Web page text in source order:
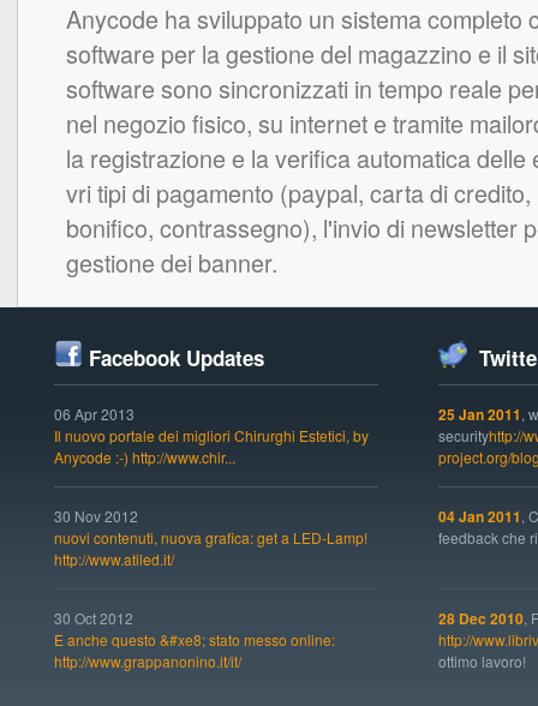
Anycode ha sviluppato un sistema completo
software per la gestione del magazzino e il
software sono sincronizzati in tempo reale
nel negozio fisico, su internet e tramite
la registrazione e la verifica automatica delle
vri tipi di pagamento (paypal, carta di
bonifico, contrassegno), l'invio di newsletter
gestione dei banner.
Facebook Updates
06 Apr 2013
Il nuovo portale dei migliori Chirurghi Estetici, by
Anycode :-) http://www.chir...
30 Nov 2012
nuovi contenuti, nuova grafica: get a LED-Lamp!
http://www.atiled.it/
30 Oct 2012
E anche questo &#xe8; stato messo online:
http://www.grappanonino.it/it/
25 Jan 2011,
securityhttp://
project.org/
04 Jan 2011,
feedback che
28 Dec 2010,
http://
ottimo lavoro!